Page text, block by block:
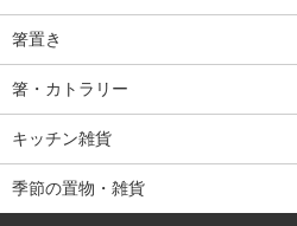
箸置き
箸・カトラリー
キッチン雑貨
季節の置物・雑貨